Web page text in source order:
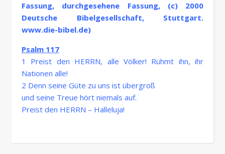
Fassung, durchgesehene Fassung, (c) 2000
Deutsche Bibelgesellschaft, Stuttgart.
www.die-bibel.de)
Psalm 117
1 Preist den HERRN, alle Völker! Rühmt ihn, ihr
Nationen alle!
2 Denn seine Güte zu uns ist übergroß
und seine Treue hört niemals auf.
Preist den HERRN – Halleluja!